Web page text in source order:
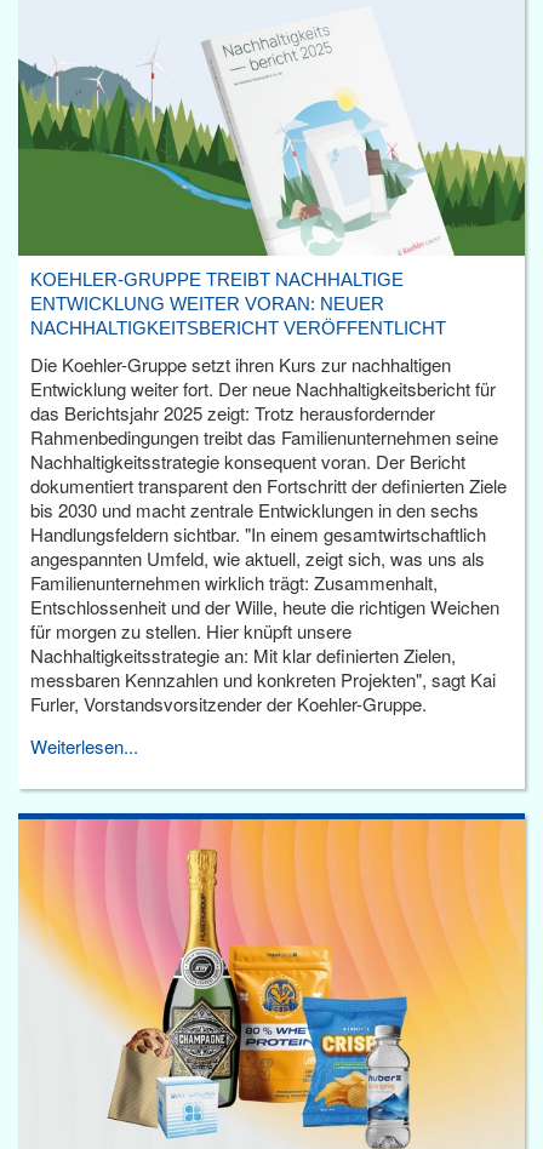
KOEHLER-GRUPPE TREIBT NACHHALTIGE
ENTWICKLUNG WEITER VORAN: NEUER
NACHHALTIGKEITSBERICHT VERÖFFENTLICHT
Die Koehler-Gruppe setzt ihren Kurs zur nachhaltigen
Entwicklung weiter fort. Der neue Nachhaltigkeitsbericht für
das Berichtsjahr 2025 zeigt: Trotz herausfordernder
Rahmenbedingungen treibt das Familienunternehmen seine
Nachhaltigkeitsstrategie konsequent voran. Der Bericht
dokumentiert transparent den Fortschritt der definierten Ziele
bis 2030 und macht zentrale Entwicklungen in den sechs
Handlungsfeldern sichtbar. "In einem gesamtwirtschaftlich
angespannten Umfeld, wie aktuell, zeigt sich, was uns als
Familienunternehmen wirklich trägt: Zusammenhalt,
Entschlossenheit und der Wille, heute die richtigen Weichen
für morgen zu stellen. Hier knüpft unsere
Nachhaltigkeitsstrategie an: Mit klar definierten Zielen,
messbaren Kennzahlen und konkreten Projekten", sagt Kai
Furler, Vorstandsvorsitzender der Koehler-Gruppe.
Weiterlesen...